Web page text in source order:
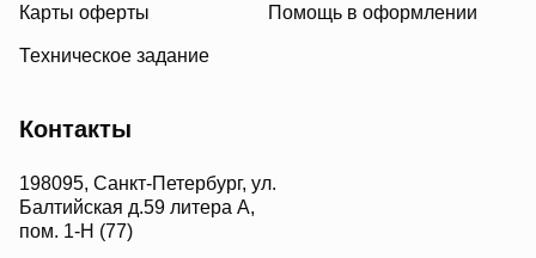
Карты оферты Помощь в оформлении
Техническое задание
Контакты
198095, Санкт-Петербург, ул.
Балтийская д.59 литера А,
пом. 1-Н (77)